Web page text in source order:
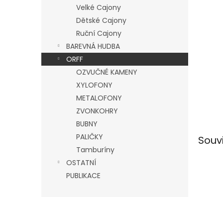
Velké Cajony
Dětské Cajony
Ruční Cajony
BAREVNÁ HUDBA
ORFF
OZVUČNÉ KAMENY
XYLOFONY
METALOFONY
ZVONKOHRY
BUBNY
PALIČKY
Tamburíny
OSTATNÍ
PUBLIKACE